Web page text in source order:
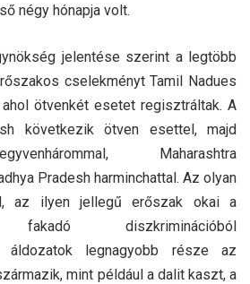
négy hónapja volt.
jelentése szerint a legtöbb
cselekményt Tamil Nadues
ötvenkét esetet regisztráltak. A
következik ötven esettel, majd
Maharashtra
Pradesh harminchattal. Az olyan
az ilyen jellegű erőszak okai a
fakadó diszkriminációból
áldozatok legnagyobb része az
mint például a dalit kaszt, a